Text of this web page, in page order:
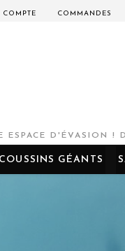
COMMANDES
ESPACE D'ÉVASION !
COUSSINS GÉANTS